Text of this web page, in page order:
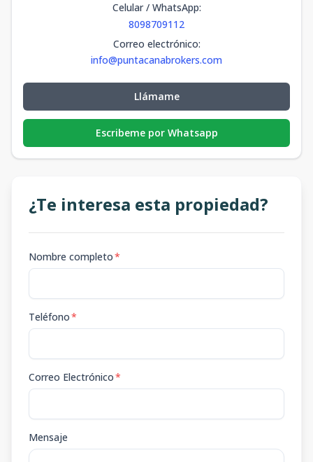
Celular / WhatsApp:
8098709112
Correo electrónico:
info@puntacanabrokers.com
Llámame
Escribeme por Whatsapp
¿Te interesa esta propiedad?
Nombre completo*
Teléfono*
Correo Electrónico*
Mensaje